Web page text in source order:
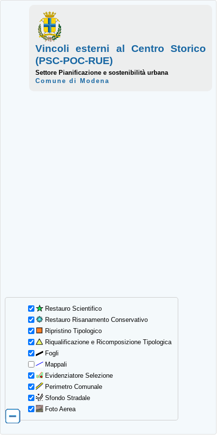
Restauro Scientifico
Restauro Risanamento Conservativo
Ripristino Tipologico
Riqualificazione e Ricomposizione Tipologica
Fogli
Mappali
Evidenziatore Selezione
Perimetro Comunale
Sfondo Stradale
Foto Aerea
Vincoli esterni al Centro Storico
(PSC-POC-RUE)
Settore Pianificazione e sostenibilità urbana
Comune di Modena